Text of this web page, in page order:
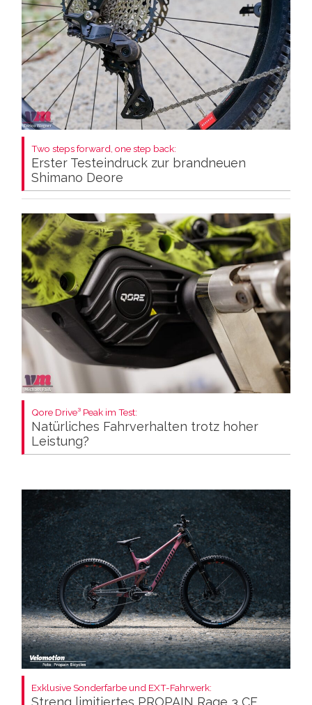
Two steps forward, one step back:
Erster Testeindruck zur brandneuen
Shimano Deore
Qore Drive³ Peak im Test:
Natürliches Fahrverhalten trotz hoher
Leistung?
Exklusive Sonderfarbe und EXT-Fahrwerk:
Streng limitiertes PROPAIN Rage 3 CF